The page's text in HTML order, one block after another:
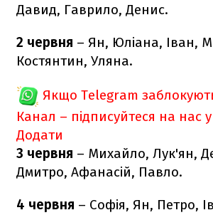
Давид, Гаврило, Денис.
2 червня – Ян, Юліана, Іван,
Костянтин, Уляна.
Якщо Telegram
Канал – підписуйтеся на нас
Додати
3 червня – Михайло, Лук'ян,
Дмитро, Афанасій, Павло.
4 червня – Софія, Ян, Петро,